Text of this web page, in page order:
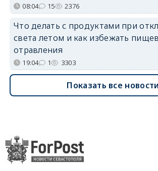
08:04 15 2376
Что делать с продуктами при
света летом и как избежать
отравления
19:04 1 3303
Показать все новости